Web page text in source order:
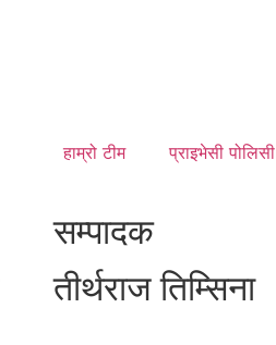
हाम्रो टीम प्राइभेसी पोलिसी
सम्पादक
तीर्थराज तिम्सिना